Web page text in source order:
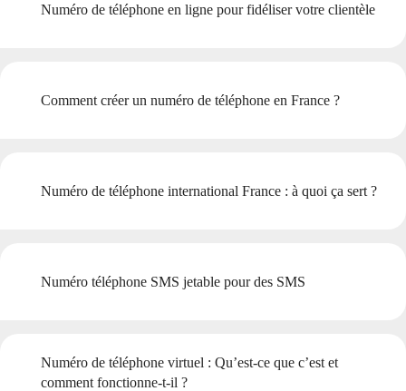
Numéro de téléphone en ligne pour fidéliser votre clientèle
Comment créer un numéro de téléphone en France ?
Numéro de téléphone international France : à quoi ça sert ?
Numéro téléphone SMS jetable pour des SMS
Numéro de téléphone virtuel : Qu’est-ce que c’est et
comment fonctionne-t-il ?